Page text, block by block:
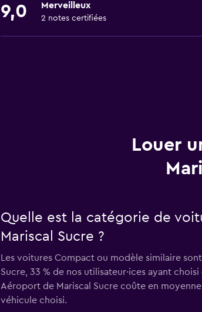
9,0 Merveilleux
2 notes certifiées
Louer
Quelle est la catégorie de
Mariscal Sucre ?
Les voitures Compact ou modèle similaire
Sucre, 33 % de nos utilisateur·ices ayant
Aéroport de Mariscal Sucre coûte en
véhicule choisi.